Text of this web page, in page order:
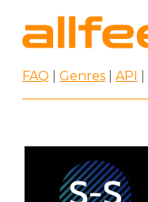
FAQ Genres API